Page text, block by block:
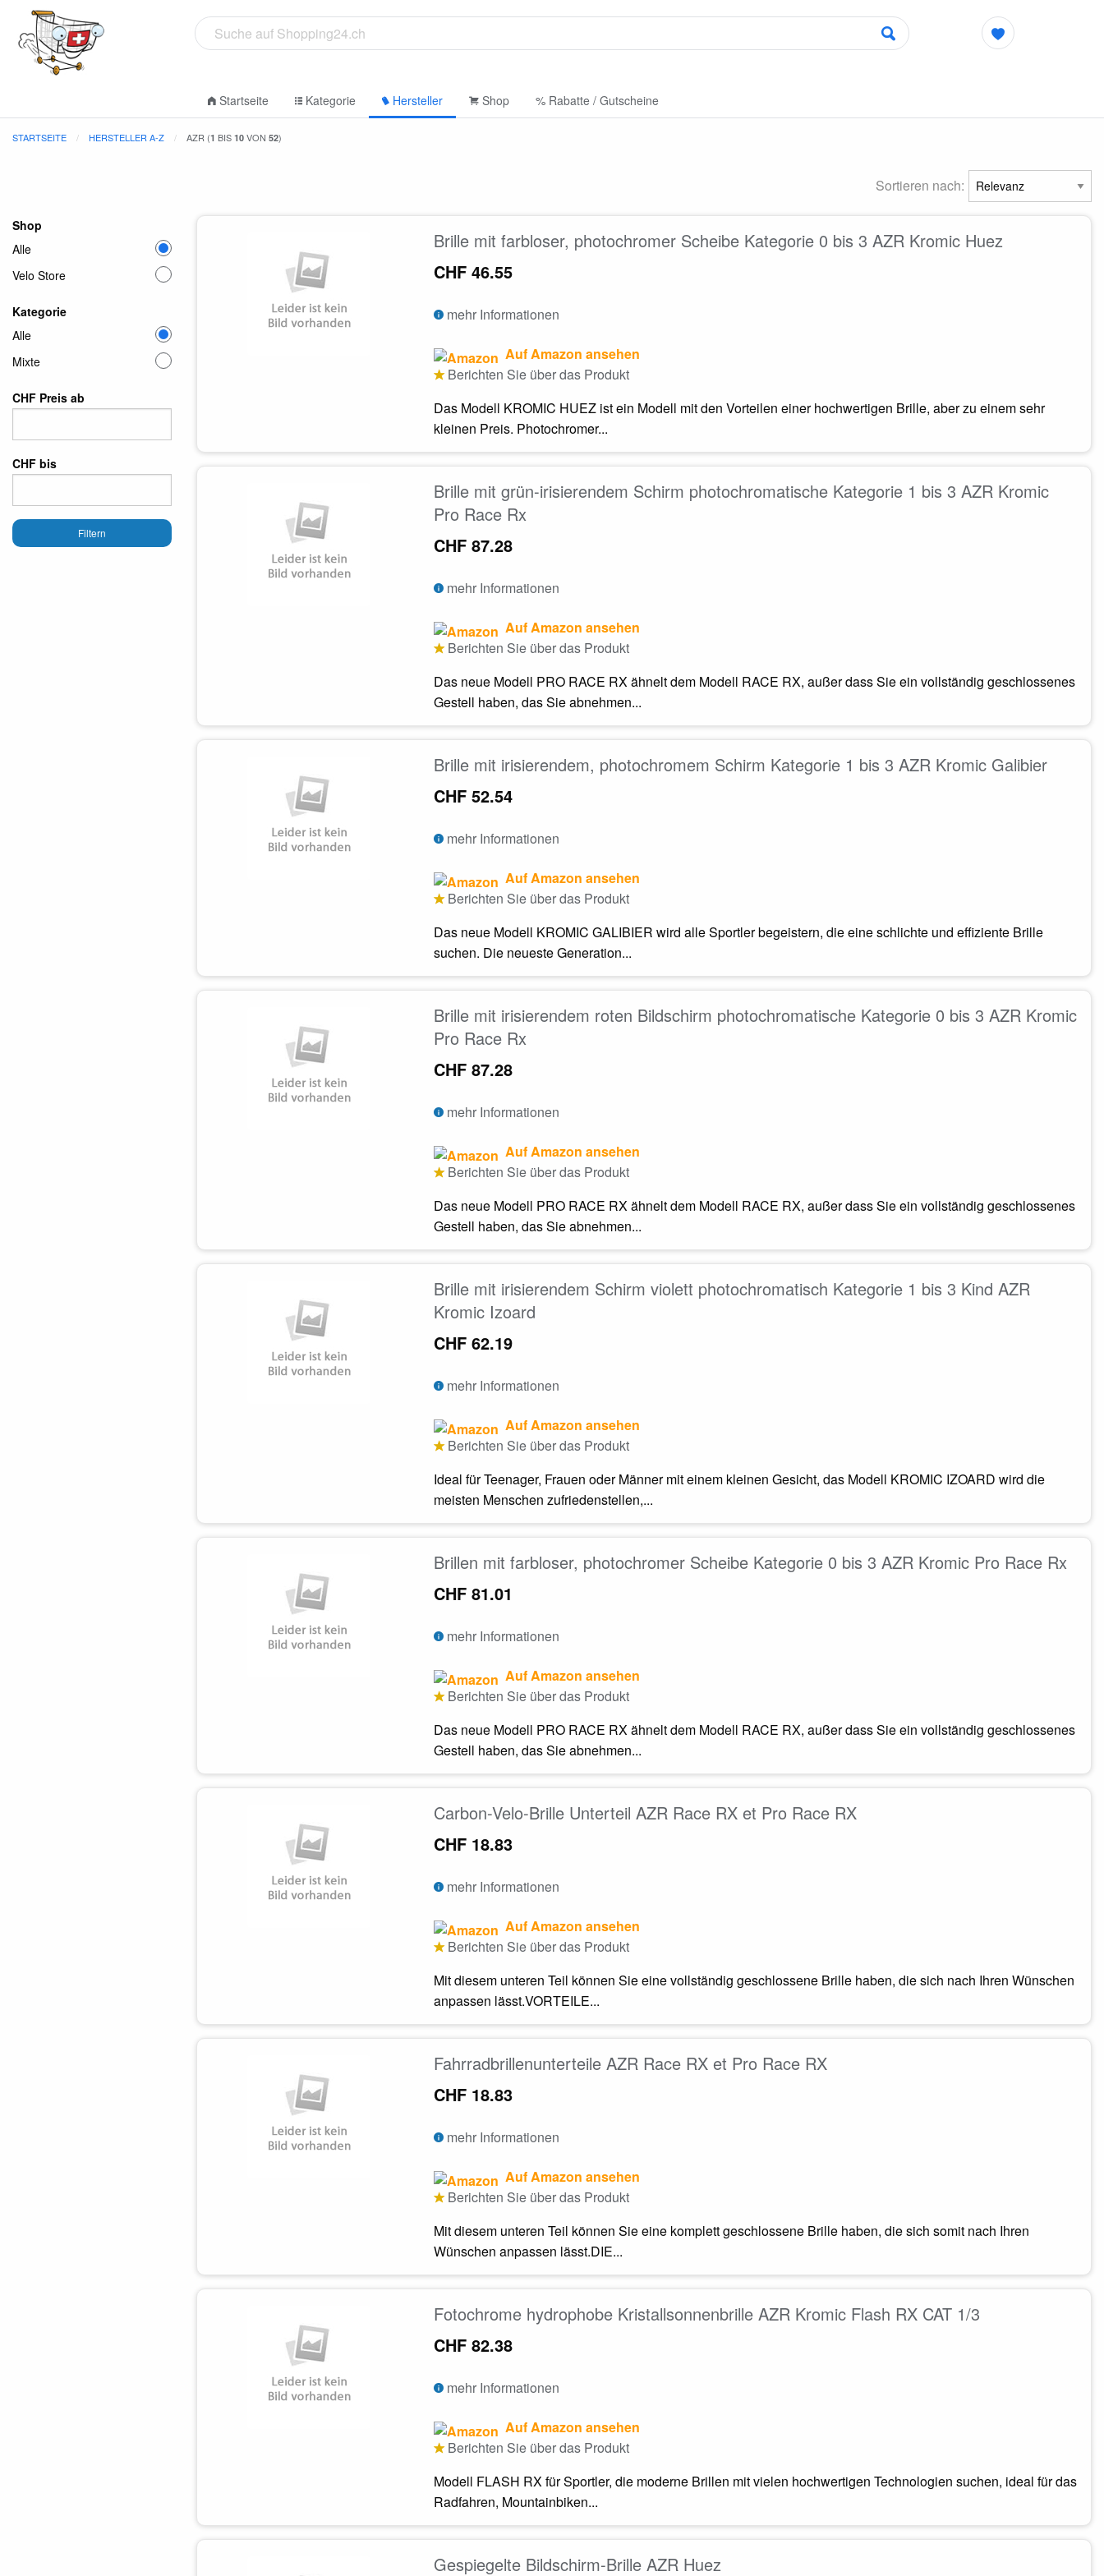
Startseite Kategorie Hersteller Shop % Rabatte / Gutscheine
STARTSEITE HERSTELLER A-Z AZR (1 BIS 10 VON 52)
Sortieren nach:
Shop
Alle
Velo Store
Kategorie
Alle
Mixte
CHF Preis ab
CHF bis
Filtern
Brille mit farbloser, photochromer Scheibe Kategorie 0 bis 3 AZR Kromic Huez
CHF 46.55
mehr Informationen
Auf Amazon ansehen
Berichten Sie über das Produkt
Das Modell KROMIC HUEZ ist ein Modell mit den Vorteilen einer hochwertigen Brille, aber zu einem sehr
kleinen Preis. Photochromer...
Brille mit grün-irisierendem Schirm photochromatische Kategorie 1 bis 3 AZR Kromic
Pro Race Rx
CHF 87.28
mehr Informationen
Auf Amazon ansehen
Berichten Sie über das Produkt
Das neue Modell PRO RACE RX ähnelt dem Modell RACE RX, außer dass Sie ein vollständig geschlossenes
Gestell haben, das Sie abnehmen...
Brille mit irisierendem, photochromem Schirm Kategorie 1 bis 3 AZR Kromic Galibier
CHF 52.54
mehr Informationen
Auf Amazon ansehen
Berichten Sie über das Produkt
Das neue Modell KROMIC GALIBIER wird alle Sportler begeistern, die eine schlichte und effiziente Brille
suchen. Die neueste Generation...
Brille mit irisierendem roten Bildschirm photochromatische Kategorie 0 bis 3 AZR Kromic
Pro Race Rx
CHF 87.28
mehr Informationen
Auf Amazon ansehen
Berichten Sie über das Produkt
Das neue Modell PRO RACE RX ähnelt dem Modell RACE RX, außer dass Sie ein vollständig geschlossenes
Gestell haben, das Sie abnehmen...
Brille mit irisierendem Schirm violett photochromatisch Kategorie 1 bis 3 Kind AZR
Kromic Izoard
CHF 62.19
mehr Informationen
Auf Amazon ansehen
Berichten Sie über das Produkt
Ideal für Teenager, Frauen oder Männer mit einem kleinen Gesicht, das Modell KROMIC IZOARD wird die
meisten Menschen zufriedenstellen,...
Brillen mit farbloser, photochromer Scheibe Kategorie 0 bis 3 AZR Kromic Pro Race Rx
CHF 81.01
mehr Informationen
Auf Amazon ansehen
Berichten Sie über das Produkt
Das neue Modell PRO RACE RX ähnelt dem Modell RACE RX, außer dass Sie ein vollständig geschlossenes
Gestell haben, das Sie abnehmen...
Carbon-Velo-Brille Unterteil AZR Race RX et Pro Race RX
CHF 18.83
mehr Informationen
Auf Amazon ansehen
Berichten Sie über das Produkt
Mit diesem unteren Teil können Sie eine vollständig geschlossene Brille haben, die sich nach Ihren Wünschen
anpassen lässt.VORTEILE...
Fahrradbrillenunterteile AZR Race RX et Pro Race RX
CHF 18.83
mehr Informationen
Auf Amazon ansehen
Berichten Sie über das Produkt
Mit diesem unteren Teil können Sie eine komplett geschlossene Brille haben, die sich somit nach Ihren
Wünschen anpassen lässt.DIE...
Fotochrome hydrophobe Kristallsonnenbrille AZR Kromic Flash RX CAT 1/3
CHF 82.38
mehr Informationen
Auf Amazon ansehen
Berichten Sie über das Produkt
Modell FLASH RX für Sportler, die moderne Brillen mit vielen hochwertigen Technologien suchen, ideal für das
Radfahren, Mountainbiken...
Gespiegelte Bildschirm-Brille AZR Huez